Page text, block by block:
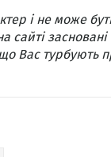
і не може
засновані
Вас турбують